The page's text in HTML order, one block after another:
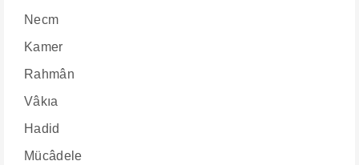
Necm
Kamer
Rahmân
Vâkıa
Hadid
Mücâdele